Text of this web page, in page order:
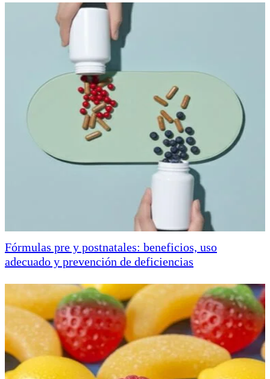
Fórmulas pre y postnatales: beneficios, uso
adecuado y prevención de deficiencias